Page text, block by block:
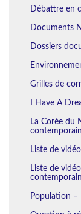
Débattre en
Documents
Dossiers
Grilles de
I Have A
La Corée du
Liste de
Liste de
Population –